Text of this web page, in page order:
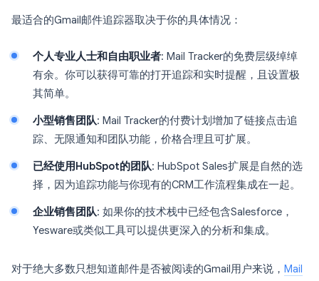
最适合的Gmail邮件追踪器取决于你的具体情况：
个人专业人士和自由职业者: Mail Tracker的免费层级绰绰
有余。你可以获得可靠的打开追踪和实时提醒，且设置极
其简单。
小型销售团队: Mail Tracker的付费计划增加了链接点击追
踪、无限通知和团队功能，价格合理且可扩展。
已经使用HubSpot的团队: HubSpot Sales扩展是自然的选
择，因为追踪功能与你现有的CRM工作流程集成在一起。
企业销售团队: 如果你的技术栈中已经包含Salesforce，
Yesware或类似工具可以提供更深入的分析和集成。
对于绝大多数只想知道邮件是否被阅读的Gmail用户来说， Mail